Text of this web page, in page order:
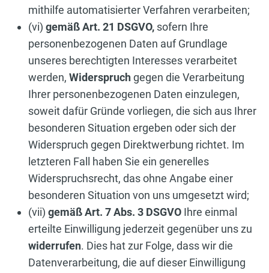
mithilfe automatisierter Verfahren verarbeiten;
(vi) gemäß Art. 21 DSGVO, sofern Ihre
personenbezogenen Daten auf Grundlage
unseres berechtigten Interesses verarbeitet
werden, Widerspruchgegen die Verarbeitung
Ihrer personenbezogenen Daten einzulegen,
soweit dafür Gründe vorliegen, die sich aus Ihrer
besonderen Situation ergeben oder sich der
Widerspruch gegen Direktwerbung richtet. Im
letzteren Fall haben Sie ein generelles
Widerspruchsrecht, das ohne Angabe einer
besonderen Situation von uns umgesetzt wird;
(vii) gemäß Art. 7 Abs. 3 DSGVO Ihre einmal
erteilte Einwilligung jederzeit gegenüber uns zu
widerrufen. Dies hat zur Folge, dass wir die
Datenverarbeitung, die auf dieser Einwilligung